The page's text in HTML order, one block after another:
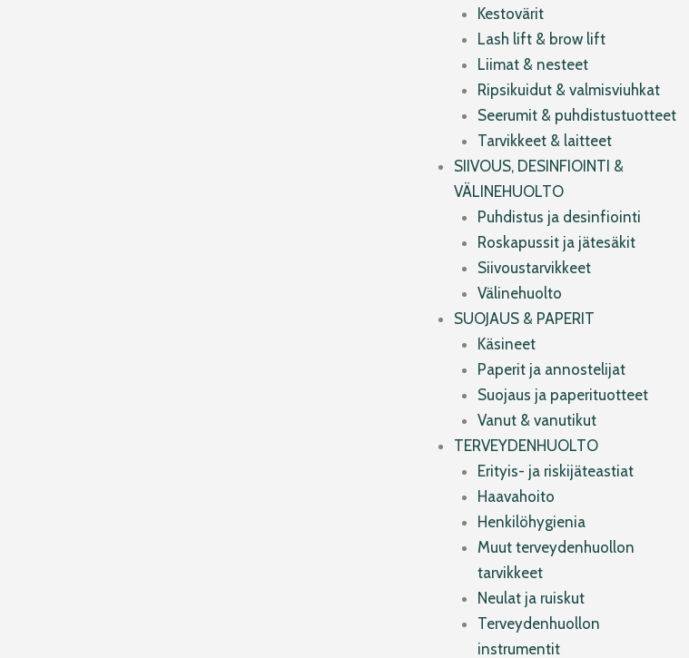
Kestovärit
Lash lift & brow lift
Liimat & nesteet
Ripsikuidut & valmisviuhkat
Seerumit & puhdistustuotteet
Tarvikkeet & laitteet
SIIVOUS, DESINFIOINTI &
VÄLINEHUOLTO
Puhdistus ja desinfiointi
Roskapussit ja jätesäkit
Siivoustarvikkeet
Välinehuolto
SUOJAUS & PAPERIT
Käsineet
Paperit ja annostelijat
Suojaus ja paperituotteet
Vanut & vanutikut
TERVEYDENHUOLTO
Erityis- ja riskijäteastiat
Haavahoito
Henkilöhygienia
Muut terveydenhuollon
tarvikkeet
Neulat ja ruiskut
Terveydenhuollon
instrumentit